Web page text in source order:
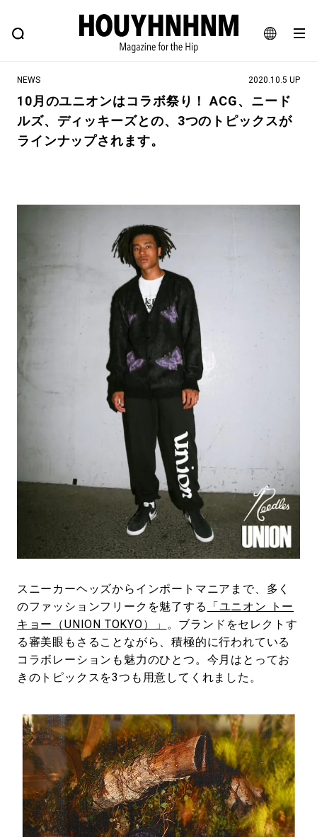
JA
EN
FEATURE BLOG SNAP
ヒップなファッション、カルチャー、ライフスタイルWEBマガジン
#注目のタグ
#NEW VINTAGE #マイナーグッド図鑑
#MONTHLY JOURNAL
#GH 銘品の所以 #フイナムのYouTube
#Commune H #FOCUS IT
#FASHION #MUSIC
#SNEAKER #OUTDOOR
#HANDSOME HANDBOOK
NEWS 2020.10.5 UP
10月のユニオンはコラボ祭り！ ACG、ニード
ルズ、ディッキーズとの、3つのトピックスが
ラインナップされます。
スニーカーヘッズからインポートマニアまで、多く
のファッションフリークを魅了する
「ユニオン トー
キョー（UNION TOKYO）」
。ブランドをセレクトす
る審美眼もさることながら、積極的に行われている
コラボレーションも魅力のひとつ。今月はとってお
きのトピックスを3つも用意してくれました。